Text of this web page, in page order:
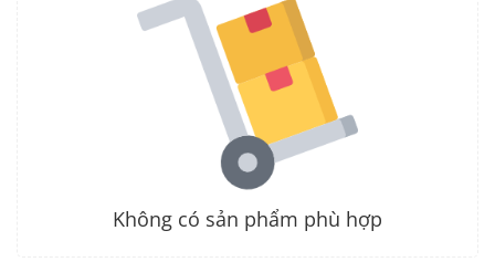
Không có sản phẩm phù hợp